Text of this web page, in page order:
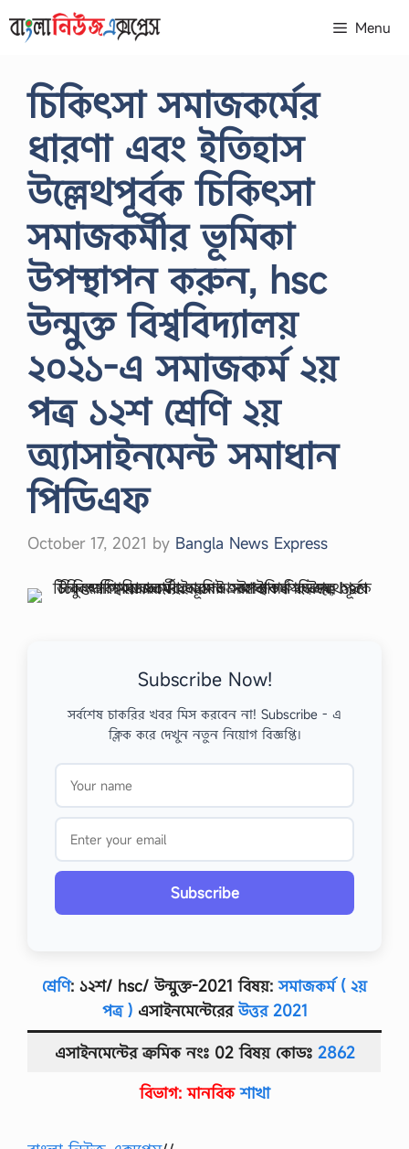
to
Menu
চিকিৎসা সমাজকর্মের
ধারণা এবং ইতিহাস
উল্লেথপূর্বক চিকিৎসা
সমাজকর্মীর ভূমিকা
উপস্থাপন করুন, hsc
উন্মুক্ত বিশ্ববিদ্যালয়
২০২১-এ সমাজকর্ম ২য়
পত্র ১২শ শ্রেণি ২য়
অ্যাসাইনমেন্ট সমাধান
পিডিএফ
October 17, 2021 by Bangla News Express
Subscribe Now!
সর্বশেষ চাকরির খবর মিস করবেন না! Subscribe - এ
ক্লিক করে দেখুন নতুন নিয়োগ বিজ্ঞপ্তি।
Subscribe
শ্রেণি: ১২শ/ hsc/ উন্মুক্ত-2021 বিষয়: সমাজকর্ম ( ২য়
পত্র) এসাইনমেন্টেরেরউত্তর2021
এসাইনমেন্টের ক্রমিক নংঃ 02 বিষয় কোডঃ 2862
বিভাগ:মানবিকশাখা